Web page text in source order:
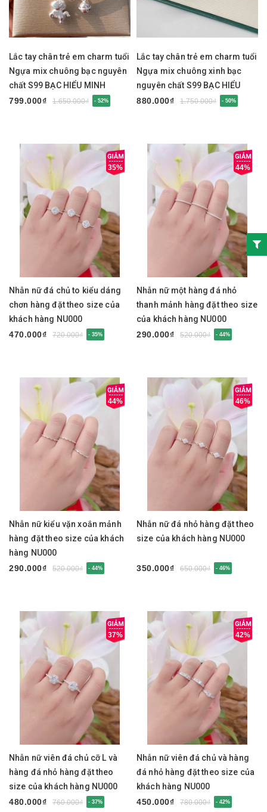
Lắc tay chân trẻ em charm tuổi
Ngựa mix chuông bạc nguyên
chất S99 BẠC HIỂU MINH
LTE584
799.000₫ 1.650.000₫ - 52%
Lắc tay chân trẻ em charm tuổi
Ngựa mix chuông xinh bạc
nguyên chất S99 BẠC HIỂU
MINH LTE583
880.000₫ 1.750.000₫ - 50%
35%
Nhẫn nữ đá chủ to kiểu dáng
chơn hàng đặt theo size của
khách hàng NU000
470.000₫
720.000₫ - 35%
44%
Nhẫn nữ một hàng đá nhỏ
thanh mảnh hàng đặt theo size
của khách hàng NU000
290.000₫
520.000₫ - 44%
44%
Nhẫn nữ kiểu vặn xoắn mảnh
hàng đặt theo size của khách
hàng NU000
290.000₫
520.000₫ - 44%
46%
Nhẫn nữ đá nhỏ hàng đặt theo
size của khách hàng NU000
350.000₫ 650.000₫ - 46%
37%
Nhẫn nữ viên đá chủ cỡ L và
hàng đá nhỏ hàng đặt theo
size của khách hàng NU000
480.000₫
760.000₫ - 37%
42%
Nhẫn nữ viên đá chủ và hàng
đá nhỏ hàng đặt theo size của
khách hàng NU000
450.000₫
780.000₫ - 42%